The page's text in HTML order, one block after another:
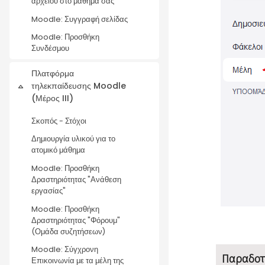
Moodle: Συγγραφή σελίδας
Moodle: Προσθήκη
Συνδέσμου
Collapse
Πλατφόρμα
τηλεκπαίδευσης Moodle
(Μέρος III)
Σκοπός - Στόχοι
Δημιουργία υλικού για το
ατομικό μάθημα
Moodle: Προσθήκη
Δραστηριότητας "Ανάθεση
εργασίας"
Moodle: Προσθήκη
Δραστηριότητας "Φόρουμ"
(Ομάδα συζητήσεων)
Moodle: Σύγχρονη
Επικοινωνία με τα μέλη της